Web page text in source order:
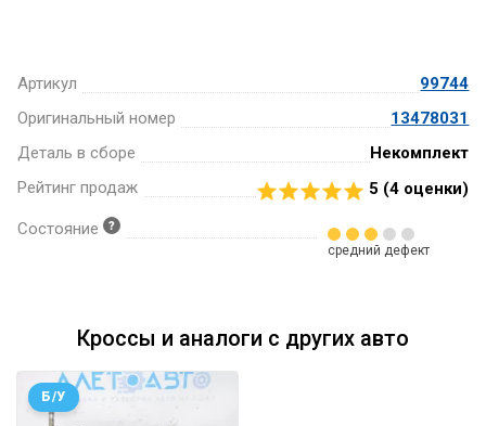
Артикул
99744
Оригинальный номер
13478031
Деталь в сборе
Некомплект
Рейтинг продаж
5 (4 оценки)
Состояние
средний дефект
Кроссы и аналоги с других авто
Б/У